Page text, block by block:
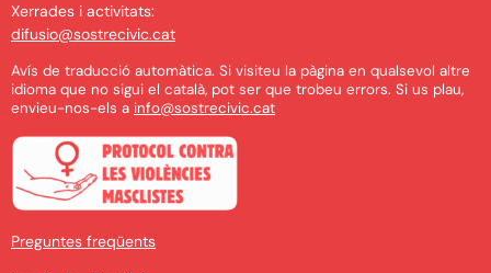
Xerrades i activitats:
difusio@sostrecivic.cat
Avís de traducció automàtica. Si visiteu la pàgina en qualsevol altre
idioma que no sigui el català, pot ser que trobeu errors. Si us plau,
envieu-nos-els a info@sostrecivic.cat
Preguntes freqüents